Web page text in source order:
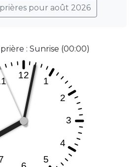
pour août 2026
: Sunrise (00:00)